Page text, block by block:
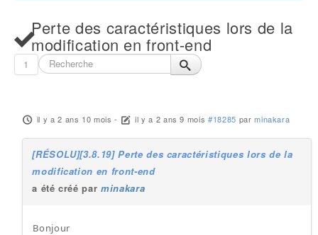
Perte des caractéristiques lors de la
modification en front-end
1
il y a 2 ans 10 mois - il y a 2 ans 9 mois #18285 parminakara
[RÉSOLU][3.8.19] Perte des caractéristiques lors de la
modification en front-end
a été créé parminakara
Bonjour